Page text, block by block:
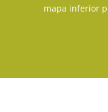
mapa inferior